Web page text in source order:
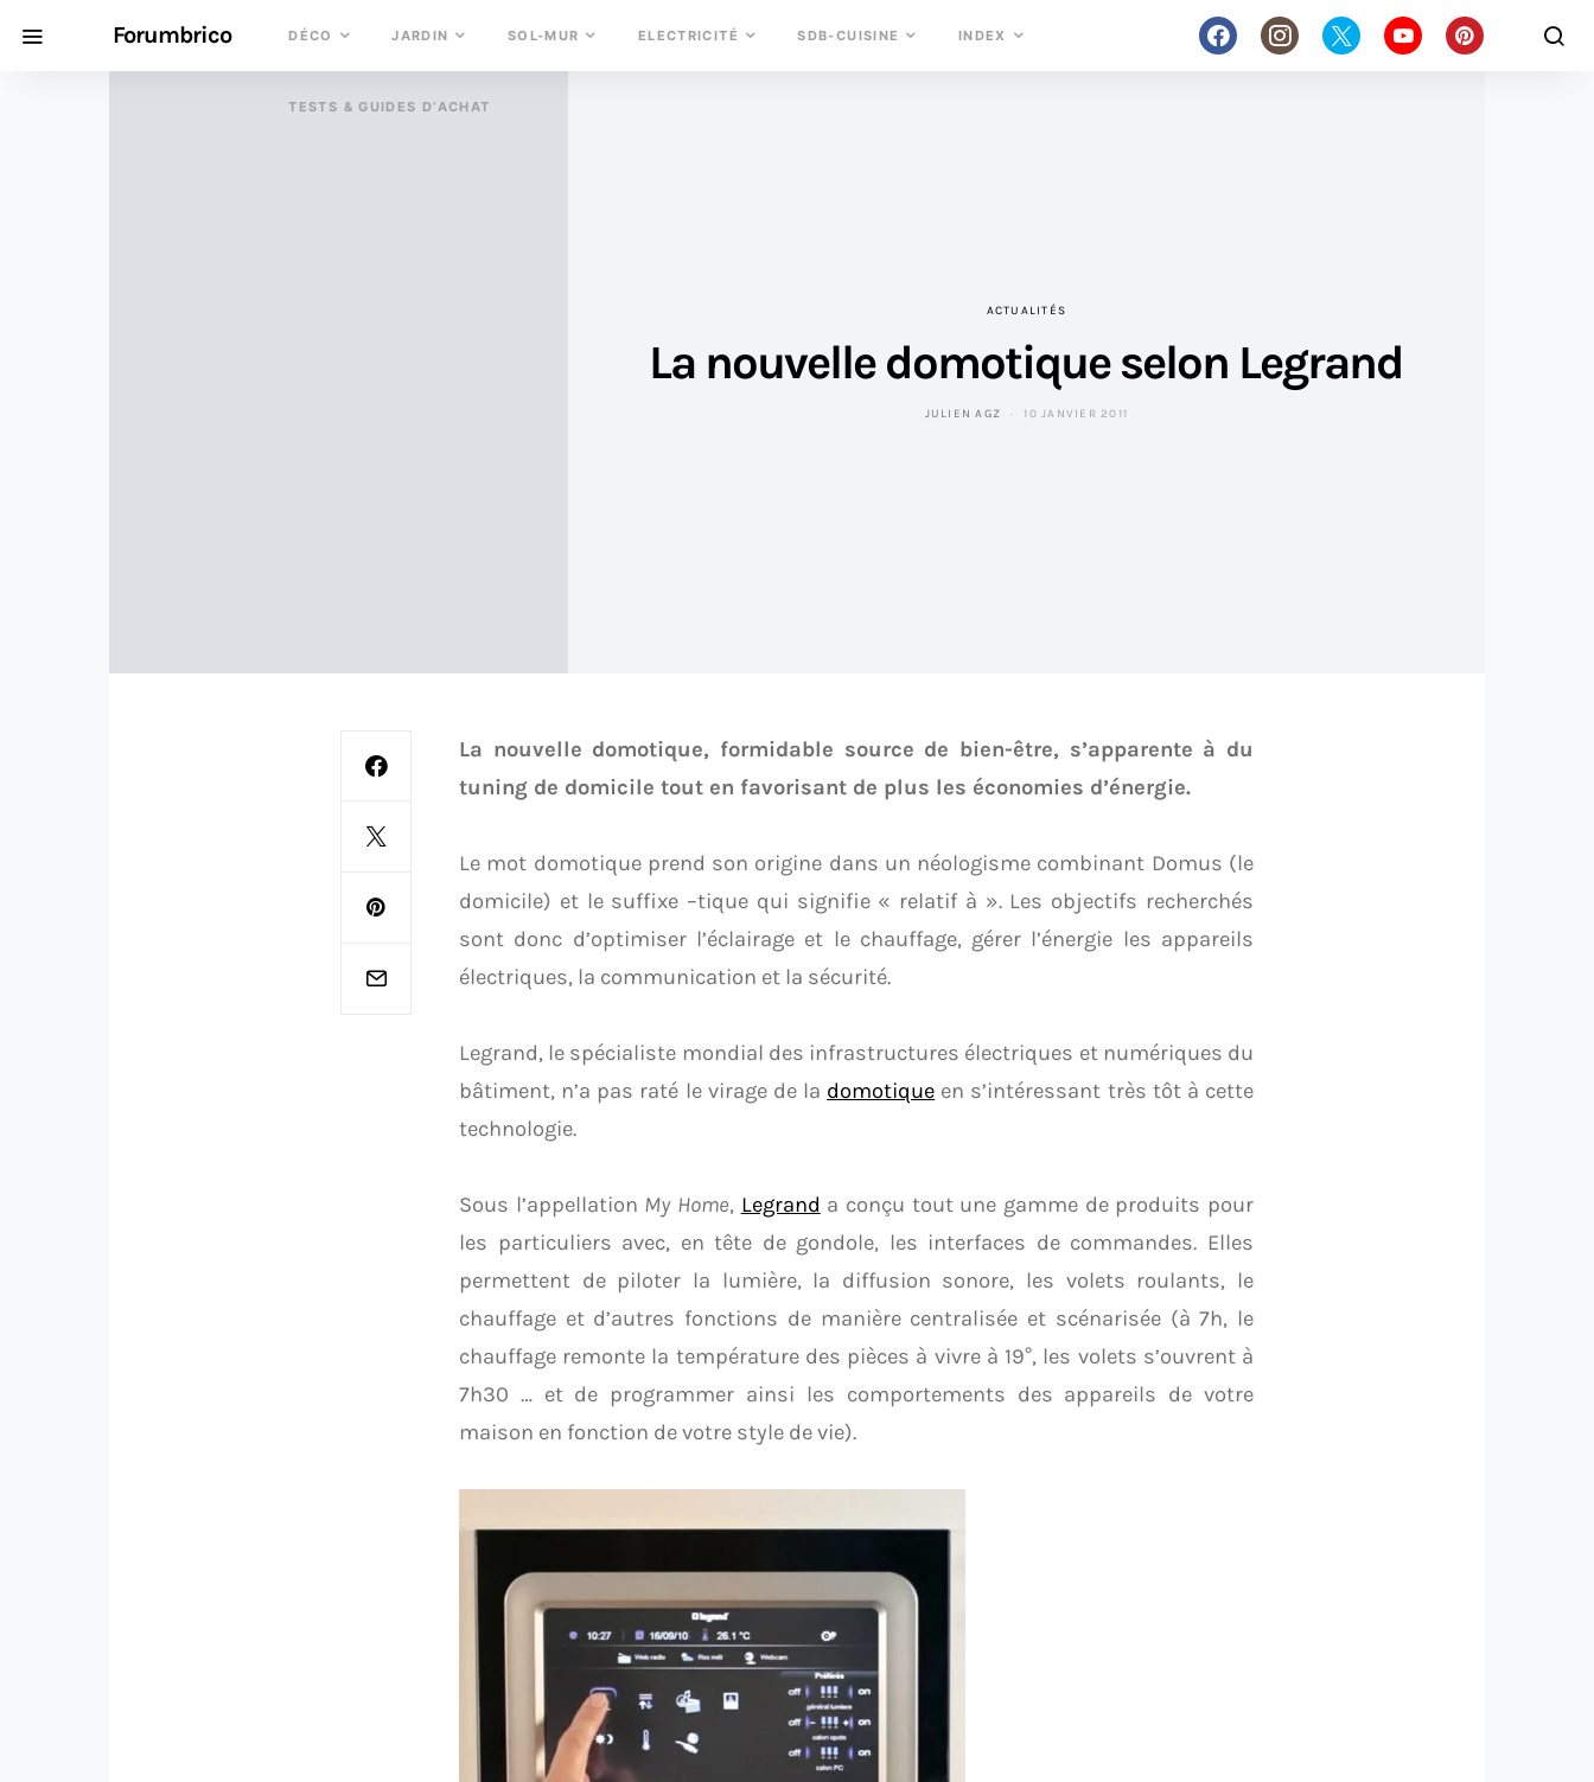
Forumbrico DÉCO JARDIN SOL-MUR ELECTRICITÉ SDB-CUISINE INDEX
TESTS & GUIDES D’ACHAT
ACTUALITÉS
La nouvelle domotique selon Legrand
JULIEN AGZ 10 JANVIER 2011
La nouvelle domotique, formidable source de bien-être, s’apparente à du
tuning de domicile tout en favorisant de plus les économies d’énergie.
Le mot domotique prend son origine dans un néologisme combinant Domus (le
domicile) et le suffixe –tique qui signifie « relatif à ». Les objectifs recherchés
sont donc d’optimiser l’éclairage et le chauffage, gérer l’énergie les appareils
électriques, la communication et la sécurité.
Legrand, le spécialiste mondial des infrastructures électriques et numériques du
bâtiment, n’a pas raté le virage de la domotique en s’intéressant très tôt à cette
technologie.
Sous l’appellation My Home, Legrand a conçu tout une gamme de produits pour
les particuliers avec, en tête de gondole, les interfaces de commandes. Elles
permettent de piloter la lumière, la diffusion sonore, les volets roulants, le
chauffage et d’autres fonctions de manière centralisée et scénarisée (à 7h, le
chauffage remonte la température des pièces à vivre à 19°, les volets s’ouvrent à
7h30 … et de programmer ainsi les comportements des appareils de votre
maison en fonction de votre style de vie).